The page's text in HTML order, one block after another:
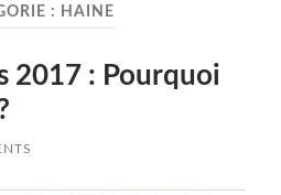
: HAINE
2017 : Pourquoi